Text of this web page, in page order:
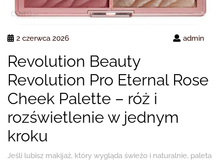
2 czerwca 2026 admin
Revolution Beauty
Revolution Pro Eternal Rose
Cheek Palette – róż i
rozświetlenie w jednym
kroku
Jeśli lubisz makijaż, który wygląda świeżo i naturalnie, paleta